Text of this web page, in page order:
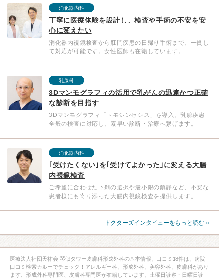
消化器内科
丁寧に医療体験を設計し、検査や手術の不安を安
心に変えたい
消化器内視鏡検査から肛門疾患の日帰り手術まで、一貫し
て対応が可能です。女性医師も在籍しています。
乳腺科
3Dマンモグラフィの活用で乳がんの迅速かつ正確
な診断を目指す
3Dマンモグラフィ「トモシンセシス」を導入。乳腺疾患
全般の検査に対応し、素早い診断・治療へ繋げます。
消化器内科
｢受けたくない｣を｢受けてよかった｣に変える大腸
内視鏡検査
ご希望に合わせた下剤の選択や最小限の鎮静など、不安な
患者様にも寄り添った大腸内視鏡検査を提供します。
ドクターズインタビューをもっと読む »
医療法人社団天祐会 琴似タワー皮膚科形成外科の基本情報、口コミ18件は、病院
口コミ検索カルーでチェック！アレルギー科、形成外科、美容外科、皮膚科があり
ます。形成外科専門医、皮膚科専門医が在籍しています。土曜日診察・日曜日診